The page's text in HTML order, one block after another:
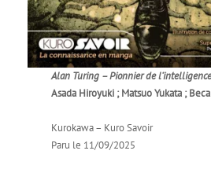
Alan Turing – Pionnier de
Asada Hiroyuki ; Matsuo Yukata ;
Kurokawa – Kuro Savoir
Paru le 11/09/2025